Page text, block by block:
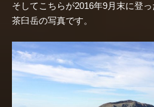
そしてこちらが2016年9月末に登
茶臼岳の写真です。